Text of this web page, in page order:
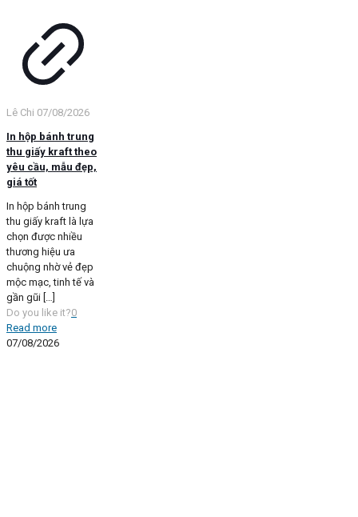
Lê Chi 07/08/2026
In hộp bánh trung
thu giấy kraft theo
yêu cầu, mẫu đẹp,
giá tốt
In hộp bánh trung
thu giấy kraft là lựa
chọn được nhiều
thương hiệu ưa
chuộng nhờ vẻ đẹp
mộc mạc, tinh tế và
gần gũi […]
Do you like it?0
Read more
07/08/2026